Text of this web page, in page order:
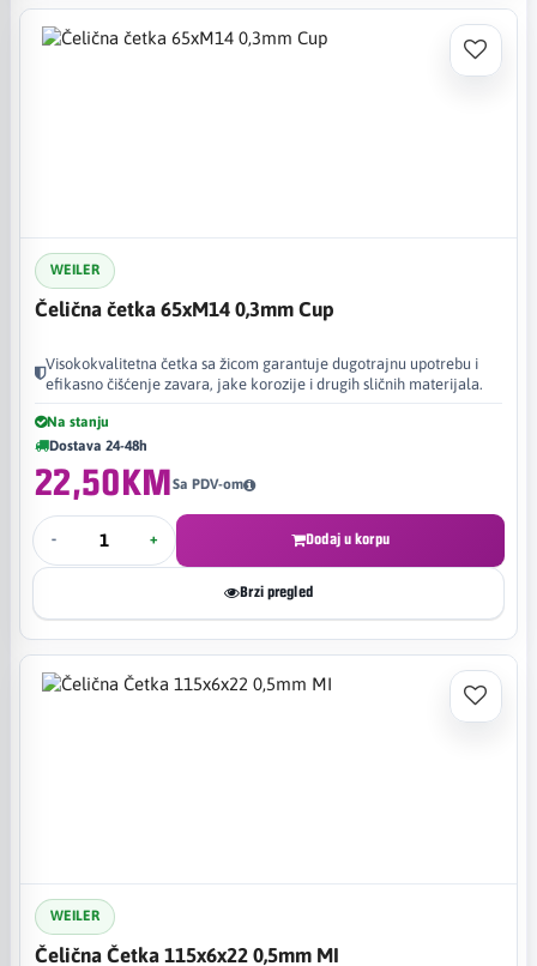
WEILER
Čelična četka 65xM14 0,3mm Cup
Visokokvalitetna četka sa žicom garantuje dugotrajnu upotrebu i
efikasno čišćenje zavara, jake korozije i drugih sličnih materijala.
Na stanju
Dostava 24-48h
22,50KMSa PDV-om
- + Dodaj u korpu
Brzi pregled
WEILER
Čelična Četka 115x6x22 0,5mm MI